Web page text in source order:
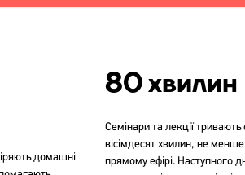
домашні
80 хвилин
Семінари та лекції тривають
вісімдесят хвилин, не
прямому ефірі. Наступного